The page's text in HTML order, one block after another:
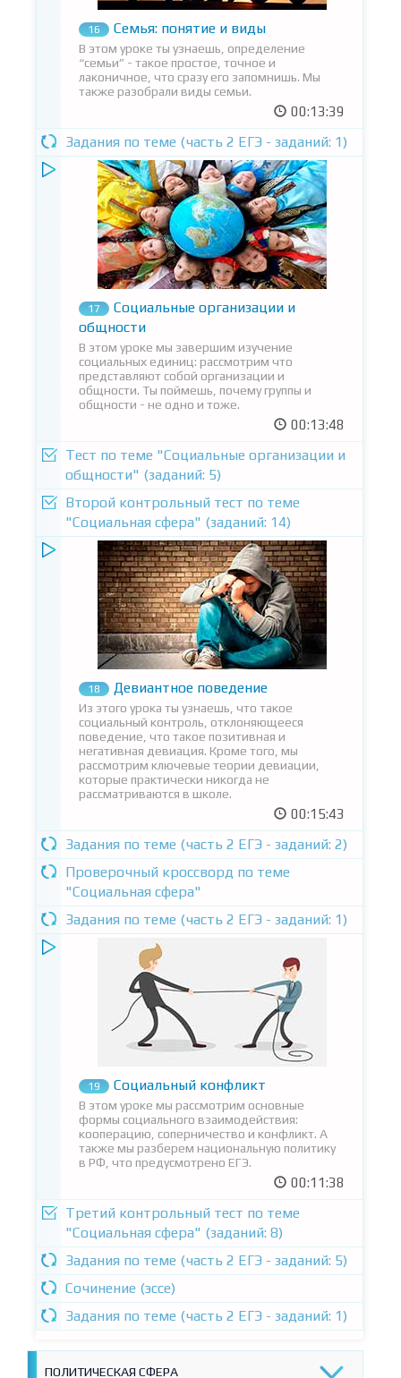
16 Семья: понятие и виды
В этом уроке ты узнаешь, определение
“семьи” - такое простое, точное и
лаконичное, что сразу его запомнишь. Мы
также разобрали виды семьи.
00:13:39
Задания по теме (часть 2 ЕГЭ - заданий: 1)
17
Социальные организации и
общности
В этом уроке мы завершим изучение
социальных единиц: рассмотрим что
представляют собой организации и
общности. Ты поймешь, почему группы и
общности - не одно и тоже.
00:13:48
Тест по теме "Социальные организации и
общности" (заданий: 5)
Второй контрольный тест по теме
"Социальная сфера" (заданий: 14)
18 Девиантное поведение
Из этого урока ты узнаешь, что такое
социальный контроль, отклоняющееся
поведение, что такое позитивная и
негативная девиация. Кроме того, мы
рассмотрим ключевые теории девиации,
которые практически никогда не
рассматриваются в школе.
00:15:43
Задания по теме (часть 2 ЕГЭ - заданий: 2)
Проверочный кроссворд по теме
"Социальная сфера"
Задания по теме (часть 2 ЕГЭ - заданий: 1)
19 Социальный конфликт
В этом уроке мы рассмотрим основные
формы социального взаимодействия:
кооперацию, соперничество и конфликт. А
также мы разберем национальную политику
в РФ, что предусмотрено ЕГЭ.
00:11:38
Третий контрольный тест по теме
"Социальная сфера" (заданий: 8)
Задания по теме (часть 2 ЕГЭ - заданий: 5)
Сочинение (эссе)
Задания по теме (часть 2 ЕГЭ - заданий: 1)
ПОЛИТИЧЕСКАЯ СФЕРА